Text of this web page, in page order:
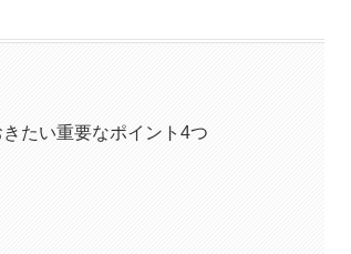
たい重要なポイント4つ